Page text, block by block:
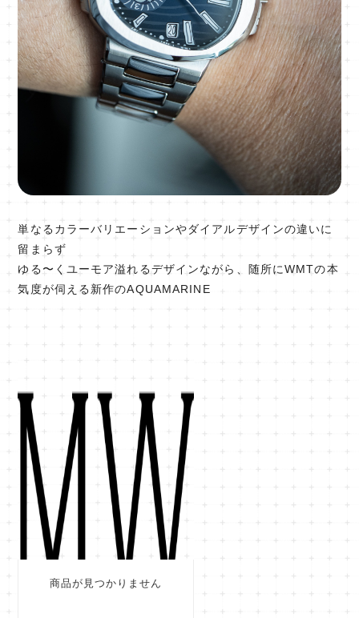
単なるカラーバリエーションやダイアルデザインの違いに
留まらず
ゆる〜くユーモア溢れるデザインながら、随所にWMTの本
気度が伺える新作のAQUAMARINE